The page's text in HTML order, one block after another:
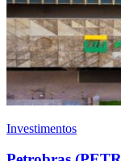
Investimentos